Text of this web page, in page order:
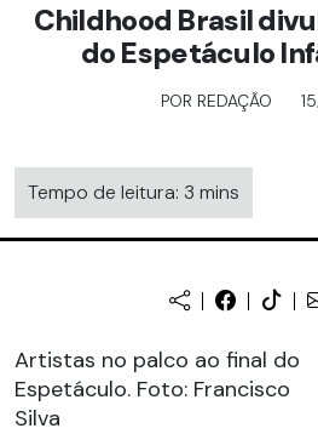
Childhood Brasil
do Espetáculo
POR REDAÇÃO
Tempo de leitura: 3 mins
Artistas no palco ao final do
Espetáculo. Foto: Francisco
Silva